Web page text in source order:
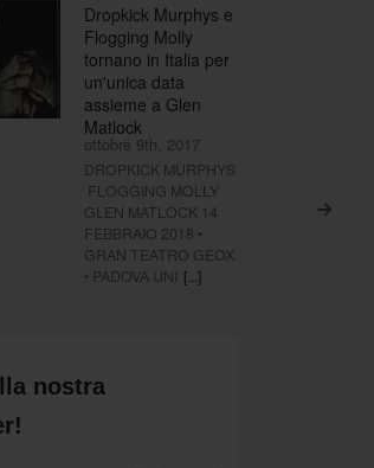
>
Dropkick Murphys e
Flogging Molly
tornano in Italia per
un'unica data
assieme a Glen
Matlock
ottobre 9th, 2017
DROPKICK MURPHYS
FLOGGING MOLLY
GLEN MATLOCK 14
FEBBRAIO 2018 •
GRAN TEATRO GEOX
• PADOVA UNI [...]
nostra